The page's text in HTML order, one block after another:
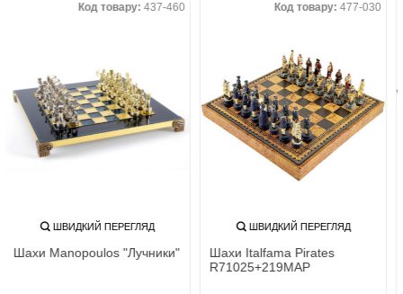
Код товару:437-460
ШВИДКИЙ ПЕРЕГЛЯД
Шахи Manopoulos "Лучники"
Код товару:477-030
ШВИДКИЙ ПЕРЕГЛЯД
Шахи Italfama Pirates
R71025+219MAP